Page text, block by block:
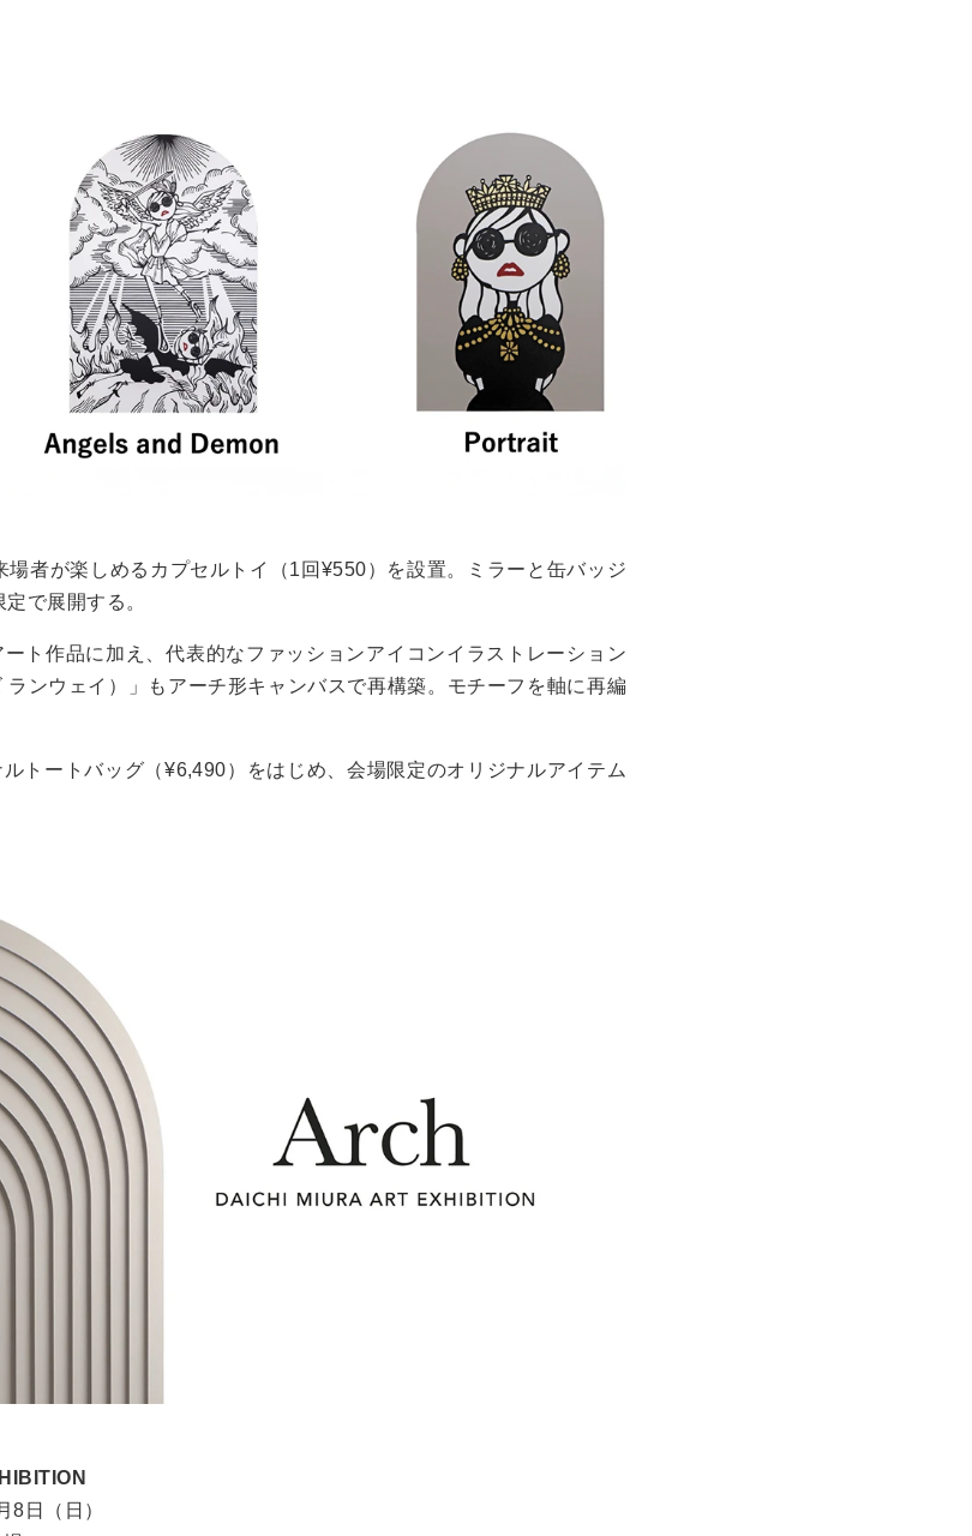
場者が楽しめるカプセルトイ（1回¥550）を設置。ミラーと缶バッジ
で展開する。
ト作品に加え、代表的なファッションアイコンイラストレーション
ランウェイ）」もアーチ形キャンバスで再構築。モチーフを軸に再編
トートバッグ（¥6,490）をはじめ、会場限定のオリジナルアイテム
日（日）